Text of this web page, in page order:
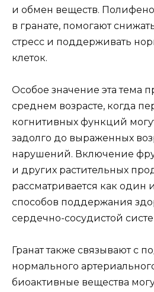
и обмен веществ.
в гранате, помогают
стресс и поддерживать
клеток.
Особое значение эта тема
среднем возрасте, когда
когнитивных функций
задолго до выраженных
нарушений. Включение
и других растительных
рассматривается как один
способов поддержания
сердечно-сосудистой
Гранат также связывают с
нормального
биоактивные вещества